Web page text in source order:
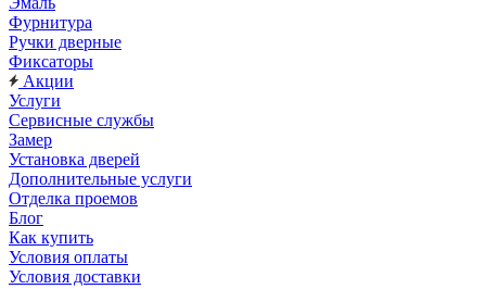
Фурнитура
Ручки дверные
Фиксаторы
Акции
Услуги
Сервисные службы
Замер
Установка дверей
Дополнительные услуги
Отделка проемов
Блог
Как купить
Условия оплаты
Условия доставки